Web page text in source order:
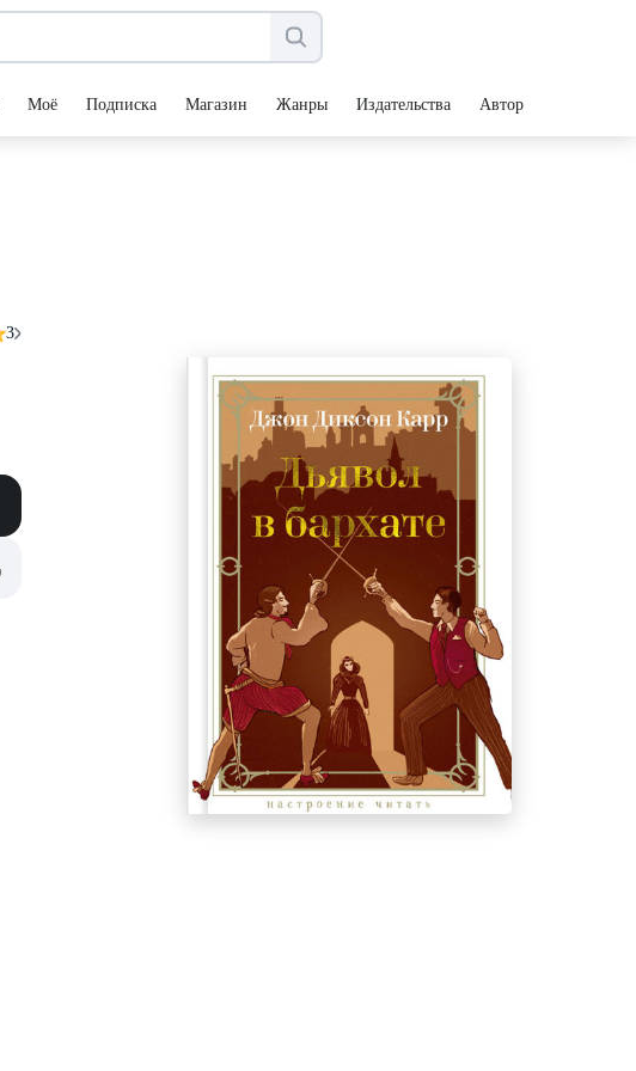
Моё Подписка Магазин Жанры Издательства Авторы
3